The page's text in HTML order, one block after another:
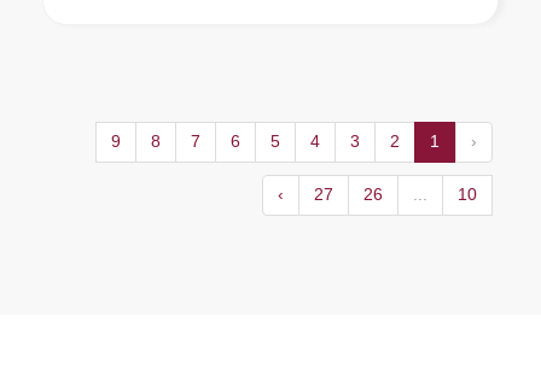
‹
1
2
3
4
5
6
7
8
9
10
...
26
27
›